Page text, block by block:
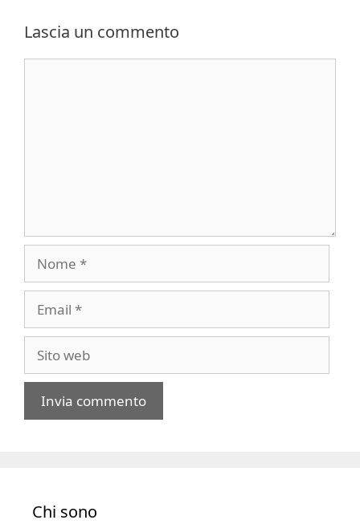
Lascia un commento
web
Chi sono